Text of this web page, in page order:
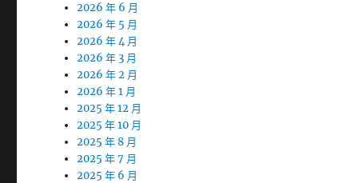
2026 年 6 月
2026 年 5 月
2026 年 4 月
2026 年 3 月
2026 年 2 月
2026 年 1 月
2025 年 12 月
2025 年 10 月
2025 年 8 月
2025 年 7 月
2025 年 6 月